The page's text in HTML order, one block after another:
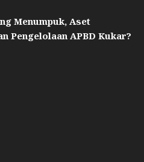
Menumpuk, Aset
Pengelolaan APBD Kukar?